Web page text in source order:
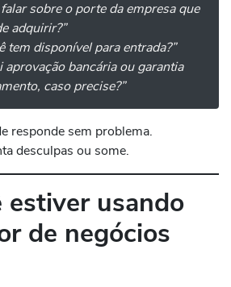
falar sobre o porte da empresa que
adquirir?”
tem disponível para entrada?”
aprovação bancária ou garantia
caso precise?”
responde sem problema.
desculpas ou some.
estiver usando
de negócios